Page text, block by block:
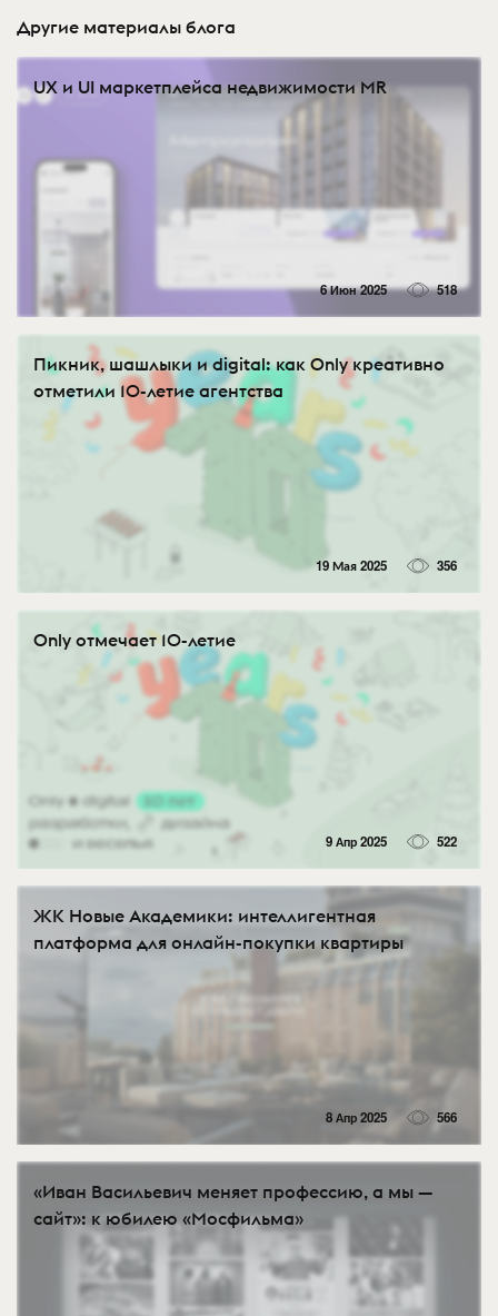
Другие материалы блога
UX и UI маркетплейса недвижимости MR
6 Июн 2025 518
Пикник, шашлыки и digital: как Only креативно
отметили 10-летие агентства
19 Мая 2025 356
Only отмечает 10-летие
9 Апр 2025 522
ЖК Новые Академики: интеллигентная
платформа для онлайн-покупки квартиры
8 Апр 2025 566
«Иван Васильевич меняет профессию, а мы —
сайт»: к юбилею «Мосфильма»